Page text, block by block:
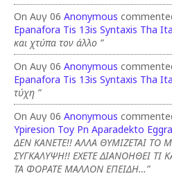
On Αυγ 06 Anonymous
Epanafora Tis 13is Syntaxis Tha
και χτύπα τον άλλο ”
On Αυγ 06 Anonymous
Epanafora Tis 13is Syntaxis Tha
τύχη ”
On Αυγ 06 Anonymous
Ypiresion Toy Pn Aparadekto
ΔΕΝ ΚΑΝΕΤΕ!! ΑΛΛΑ ΘΥΜΙΖΕΤΑΙ
ΣΥΓΚΑΛΥΨΗ!! ΕΧΕΤΕ ΔΙΑΝΟΗΘΕΙ ΤΙ
ΤΑ ΦΟΡΑΤΕ ΜΑΛΛΟΝ ΕΠΕΙΔΗ…”